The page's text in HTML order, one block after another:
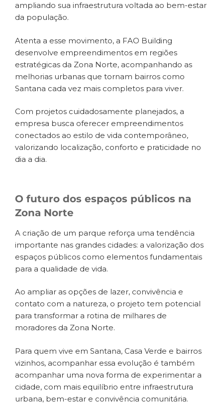
ampliando sua infraestrutura voltada ao bem-estar
da população.
Atenta a esse movimento, a FAO Building
desenvolve empreendimentos em regiões
estratégicas da Zona Norte, acompanhando as
melhorias urbanas que tornam bairros como
Santana cada vez mais completos para viver.
Com projetos cuidadosamente planejados, a
empresa busca oferecer empreendimentos
conectados ao estilo de vida contemporâneo,
valorizando localização, conforto e praticidade no
dia a dia.
O futuro dos espaços públicos na
Zona Norte
A criação de um parque reforça uma tendência
importante nas grandes cidades: a valorização dos
espaços públicos como elementos fundamentais
para a qualidade de vida.
Ao ampliar as opções de lazer, convivência e
contato com a natureza, o projeto tem potencial
para transformar a rotina de milhares de
moradores da Zona Norte.
Para quem vive em Santana, Casa Verde e bairros
vizinhos, acompanhar essa evolução é também
acompanhar uma nova forma de experimentar a
cidade, com mais equilíbrio entre infraestrutura
urbana, bem-estar e convivência comunitária.